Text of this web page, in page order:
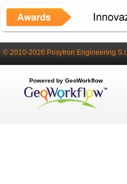
© 2010-2026 Posytron Engineering
Powered by GeoWorkflow